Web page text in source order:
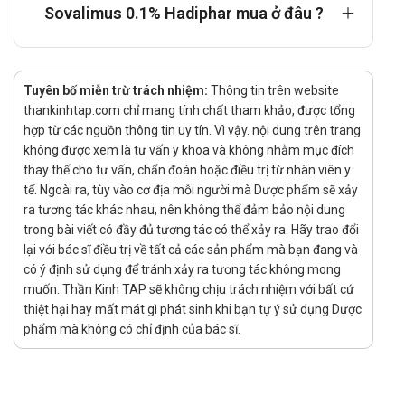
Bệnh nhân đang bị viêm da do nhiễm khuẩn.
Bệnh nhân có suy giảm miễn dịch hoặc có nguy cơ tăng
Bệnh nhân đang bị hoặc có nguy cơ bị viêm da ác tính.
Bệnh nhân bị mẫn cảm với các thành phần thuốc.
Tác dụng phụ của thuốc Sovalimus 0.1%
Rụng tóc, tăng ALT hoặc AST, phản ứng phản vệ, đau thắt
ngực, phù mạch, chán ăn, lo âu, loạn nhịp tim, đau khớp,
tăng bilirubin huyết, đau ngực, viêm tế bào, viêm môi, ớn
lạnh, táo bón, tăng creatinin, mất nước, trầm cảm, hoa
mắt, khó thở, đau tai, xuất huyết đưới da, phù, chảy máu
cam, rối loạn thị giác, viêm dạ dày, tăng/ giảm glucose
huyết, tăng huyết áp, giảm oxy huyết, tăng/ giảm bạch cầu,
đau nửa đầu, đau cổ, viêm dây thần kinh, nhịp tim nhanh,
Sovalimus 0.1% Hadiphar mua ở đâu ?
Tuyên bố miễn trừ trách nhiệm: Thông tin trên website
thankinhtap.com chỉ mang tính chất tham khảo, được tổng
hợp từ các nguồn thông tin uy tín. Vì vậy. nội dung trên trang
không được xem là tư vấn y khoa và không nhằm mục đích
thay thế cho tư vấn, chẩn đoán hoặc điều trị từ nhân viên y
tế. Ngoài ra, tùy vào cơ địa mỗi người mà Dược phẩm sẽ xảy
ra tương tác khác nhau, nên không thể đảm bảo nội dung
trong bài viết có đầy đủ tương tác có thể xảy ra. Hãy trao đổi
lại với bác sĩ điều trị về tất cả các sản phẩm mà bạn đang và
có ý định sử dụng để tránh xảy ra tương tác không mong
muốn. Thần Kinh TAP sẽ không chịu trách nhiệm với bất cứ
thiệt hại hay mất mát gì phát sinh khi bạn tự ý sử dụng Dược
phẩm mà không có chỉ định của bác sĩ.